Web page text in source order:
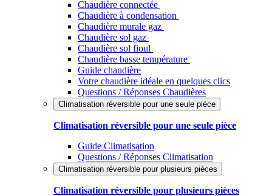
Chaudière connectée
Chaudière à condensation
Chaudière murale gaz
Chaudière sol gaz
Chaudière sol fioul
Chaudière basse température
Guide chaudière
Votre chaudière idéale en quelques clics
Questions / Réponses Chaudières
Climatisation réversible pour une seule pièce
Climatisation réversible pour une seule pièce
Guide Climatisation
Questions / Réponses Climatisation
Climatisation réversible pour plusieurs pièces
Climatisation réversible pour plusieurs pièces